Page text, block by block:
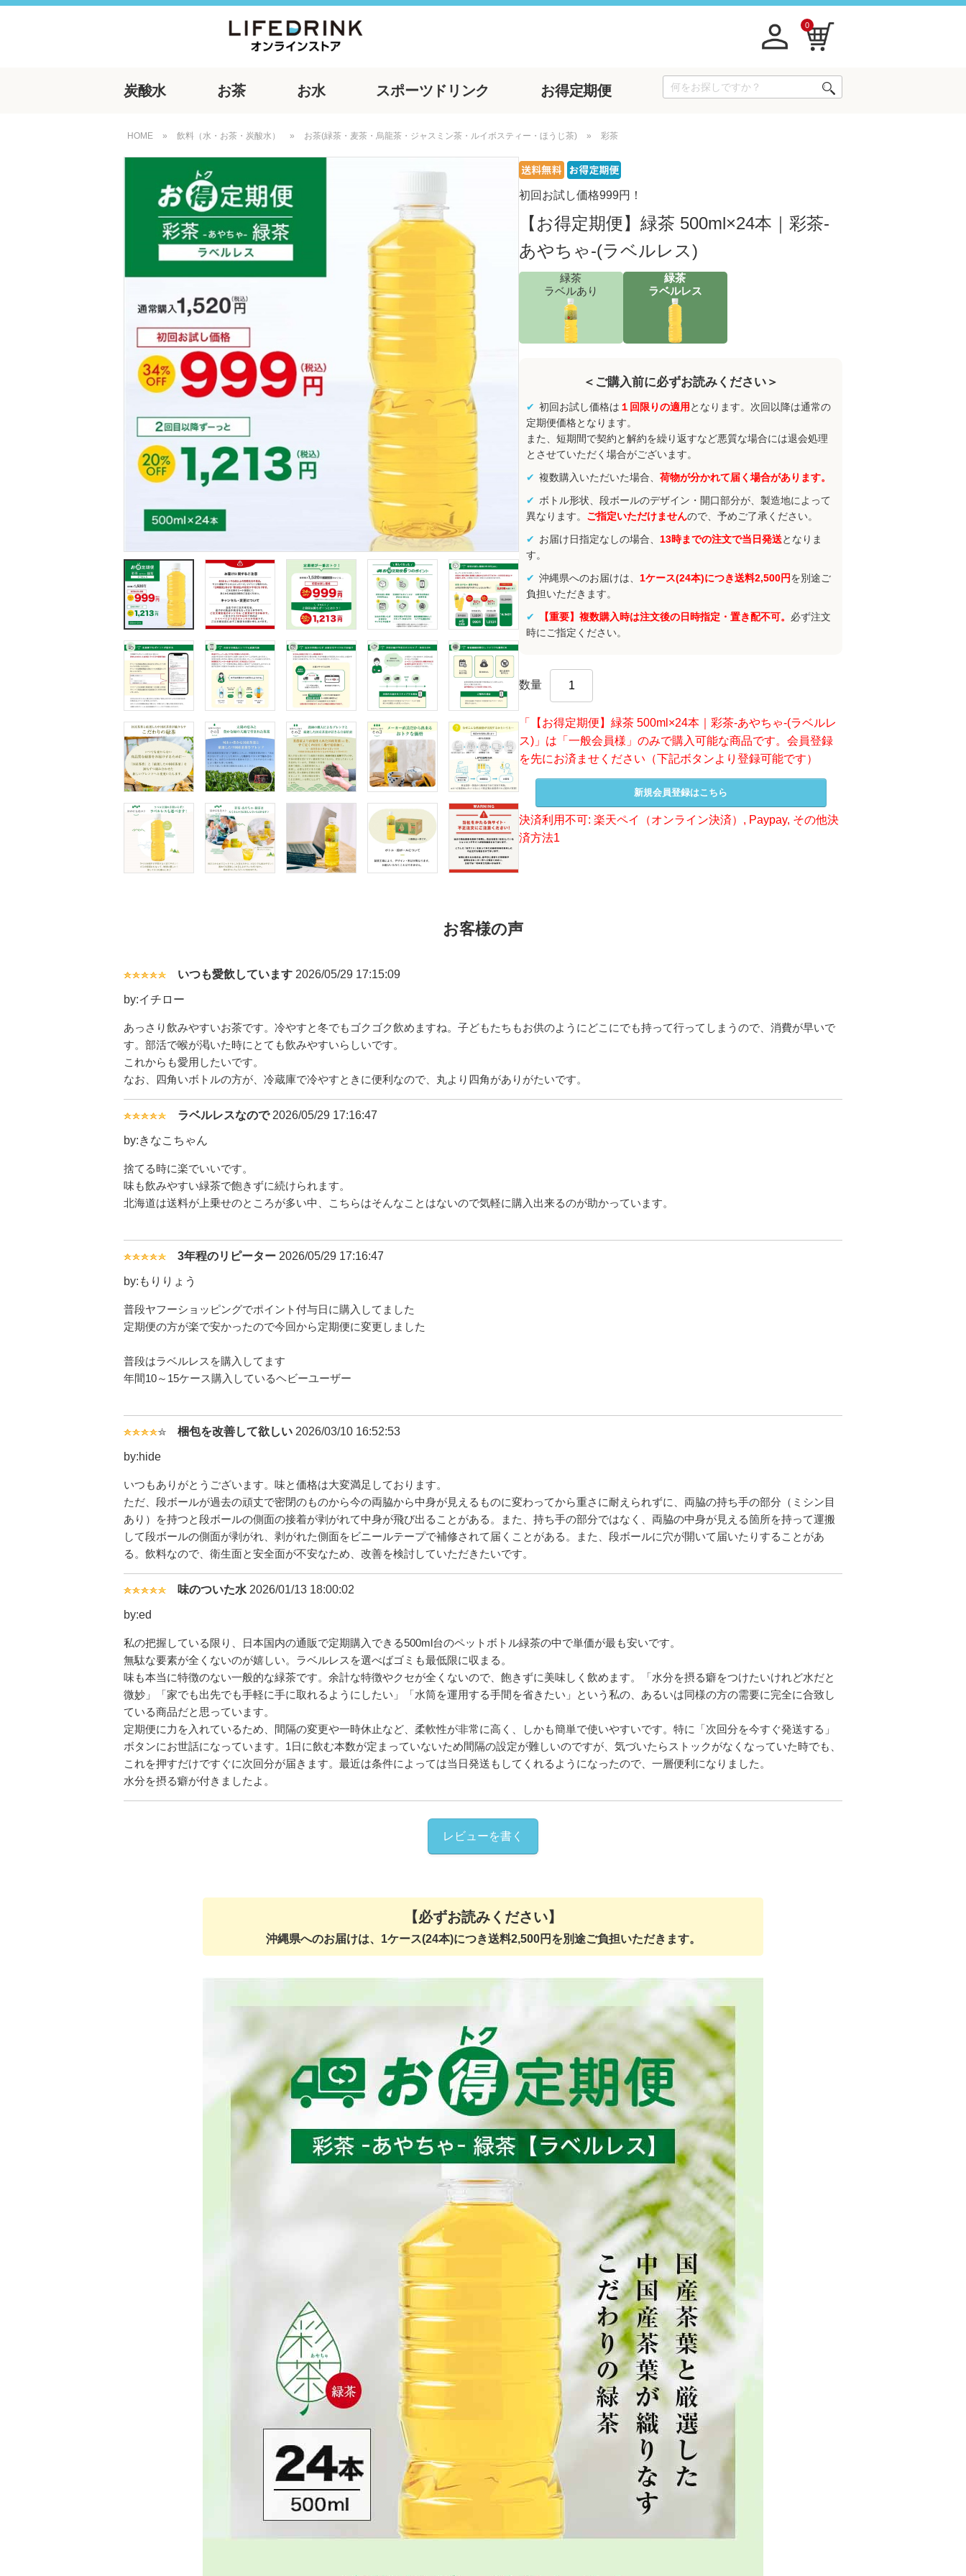
0
炭酸水 お茶 お水 スポーツ ドリンク お得定期便
HOME » 飲料（水・お茶・炭酸水） » お茶(緑茶・麦茶・烏龍茶・ジャスミン茶・ルイボスティー・ほうじ茶) » 彩茶
初回お試し価格999円！
【お得定期便】緑茶 500ml×24本｜彩茶-
あやちゃ-(ラベルレス)
緑茶
ラベルあり
緑茶
ラベルレス
＜ご購入前に必ずお読みください＞
初回お試し価格は １回限りの適用 となります。次回以降は通常の
定期便価格となります。
また、短期間で契約と解約を繰り返すなど悪質な場合には退会処理
とさせていただく場合がございます。
複数購入いただいた場合、 荷物が分かれて届く場合があります。
ボトル形状、段ボールのデザイン・開口部分が、製造地によって
異なります。 ご指定いただけませんので、予めご了承ください。
お届け日指定なしの場合、 13時までの注文で当日発送となりま
す。
沖縄県へのお届けは、 1ケース(24本)につき送料2,500円を別途ご
負担いただきます。
【重要】複数購入時は注文後の日時指定・置き配不可。 必ず注文
時にご指定ください。
数量
「【お得定期便】緑茶 500ml×24本｜彩茶-あやちゃ-(ラベルレ
ス)」は「一般会員様」のみで購入可能な商品です。会員登録
を先にお済ませください（下記ボタンより登録可能です）
新規会員登録はこちら
決済利用不可: 楽天ペイ（オンライン決済）, Paypay, その他決
済方法1
お客様の声
いつも愛飲しています 2026/05/29 17:15:09
by:イチロー
あっさり飲みやすいお茶です。冷やすと冬でもゴクゴク飲めますね。子どもたちもお供のようにどこにでも持って行ってしまうので、消費が早いで
す。部活で喉が渇いた時にとても飲みやすいらしいです。
これからも愛用したいです。
なお、四角いボトルの方が、冷蔵庫で冷やすときに便利なので、丸より四角がありがたいです。
ラベルレスなので2026/05/29 17:16:47
by:きなこちゃん
捨てる時に楽でいいです。
味も飲みやすい緑茶で飽きずに続けられます。
北海道は送料が上乗せのところが多い中、こちらはそんなことはないので気軽に購入出来るのが助かっています。
3年程のリピーター 2026/05/29 17:16:47
by:もりりょう
普段ヤフーショッピングでポイント付与日に購入してました
定期便の方が楽で安かったので今回から定期便に変更しました
普段はラベルレスを購入してます
年間10～15ケース購入しているヘビーユーザー
梱包を改善して欲しい 2026/03/10 16:52:53
by:hide
いつもありがとうございます。味と価格は大変満足しております。
ただ、段ボールが過去の頑丈で密閉のものから今の両脇から中身が見えるものに変わってから重さに耐えられずに、両脇の持ち手の部分（ミシン目
あり）を持つと段ボールの側面の接着が剥がれて中身が飛び出ることがある。また、持ち手の部分ではなく、両脇の中身が見える箇所を持って運搬
して段ボールの側面が剥がれ、剥がれた側面をビニールテープで補修されて届くことがある。また、段ボールに穴が開いて届いたりすることがあ
る。飲料なので、衛生面と安全面が不安なため、改善を検討していただきたいです。
味のついた水 2026/01/13 18:00:02
by:ed
私の把握している限り、日本国内の通販で定期購入できる500ml台のペットボトル緑茶の中で単価が最も安いです。
無駄な要素が全くないのが嬉しい。ラベルレスを選べばゴミも最低限に収まる。
味も本当に特徴のない一般的な緑茶です。余計な特徴やクセが全くないので、飽きずに美味しく飲めます。「水分を摂る癖をつけたいけれど水だと
微妙」「家でも出先でも手軽に手に取れるようにしたい」「水筒を運用する手間を省きたい」という私の、あるいは同様の方の需要に完全に合致し
ている商品だと思っています。
定期便に力を入れているため、間隔の変更や一時休止など、柔軟性が非常に高く、しかも簡単で使いやすいです。特に「次回分を今すぐ発送する」
ボタンにお世話になっています。1日に飲む本数が定まっていないため間隔の設定が難しいのですが、気づいたらストックがなくなっていた時でも、
これを押すだけですぐに次回分が届きます。最近は条件によっては当日発送もしてくれるようになったので、一層便利になりました。
水分を摂る癖が付きましたよ。
レビューを書く
【必ずお読みください】
沖縄県へのお届けは、1ケース(24本)につき送料2,500円を別途ご負担いただきます。